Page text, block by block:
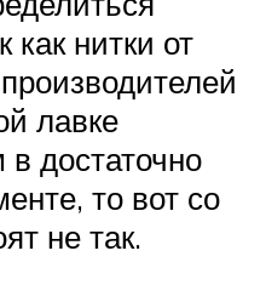
как нитки от
лавке
достаточно
то вот со
не так.